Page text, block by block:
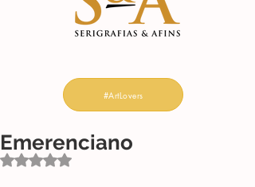
#ArtLovers
Emerenciano
Avaliado com NaN de 5 estrelas.